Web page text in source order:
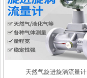
天然气旋进旋涡流量计